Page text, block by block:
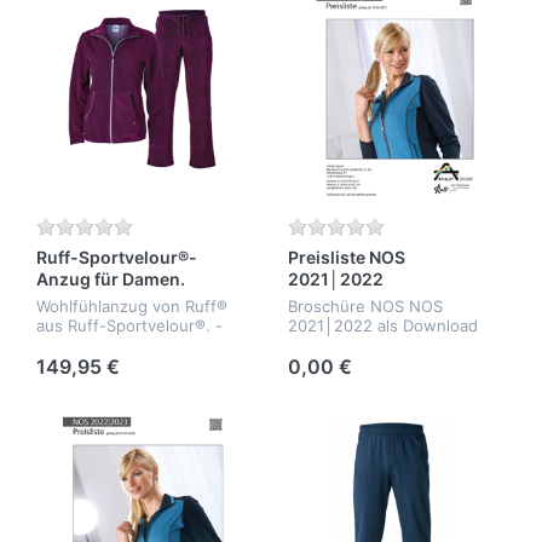
Ruff-Sportvelour®-
Anzug für Damen.
Wohlfühlanzug von Ruff®
aus Ruff-Sportvelour®. -
- temperaturausgleichend -
Qualität: 65% Baumwolle,
149,95 €
Preisliste NOS
2021│2022
Broschüre NOS NOS
2021│2022 als Download
0,00 €